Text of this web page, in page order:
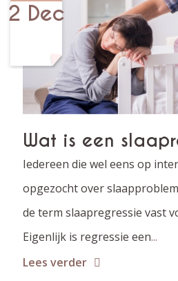
2 Dec
Wat is een
Iedereen die wel eens op
opgezocht over
de term slaapregressie vast
Eigenlijk is regressie een...
Lees verder